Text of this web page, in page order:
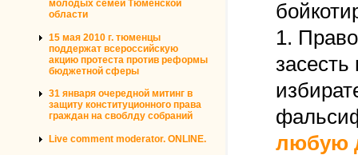
молодых семей Тюменской
области
15 мая 2010 г. тюменцы
поддержат всероссийскую
акцию протеста против реформы
бюджетной сферы
31 января очередной митинг в
защиту конституционного права
граждан на своблду собраний
Live comment moderator. ONLINE.
1.
любую